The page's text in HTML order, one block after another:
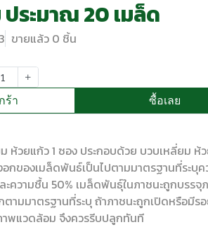
ระมาณ 20 เมล็ด
ขายแล้ว 0 ชิ้น
ร้า ซื้อเลย
ห้วยแก้ว 1 ซอง ประกอบด้วย บวบเหลี่ยม ห้
อกของเมล็ดพันธ์เป็นไปตามมาตรฐานที่ระบุค
ความชื้น 50% เมล็ดพันธุ์ในภาชนะถูกบรรจุ
ตามมาตรฐานที่ระบุ ถ้าภาชนะถูกเปิดหรือมีร
าพแวดล้อม จึงควรรีบปลูกทันที